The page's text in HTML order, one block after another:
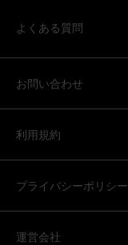
よくある質問
お問い合わせ
利用規約
プライバシーポリシー
運営会社